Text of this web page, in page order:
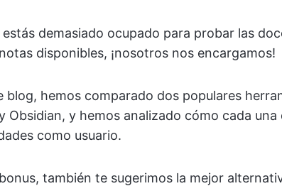
estás demasiado ocupado para probar las
disponibles, ¡nosotros nos encargamos!
blog, hemos comparado dos populares
Obsidian, y hemos analizado cómo cada
como usuario.
también te sugerimos la mejor